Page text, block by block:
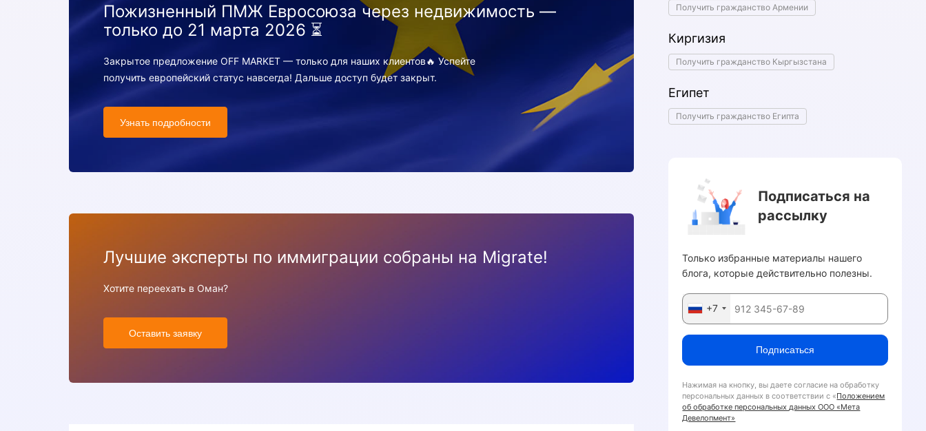
Пожизненный ПМЖ Евросоюза через недвижимость —
только до 21 марта 2026 ⏳
Закрытое предложение OFF MARKET — только для наших клиентов🔥 Успейте
получить европейский статус навсегда! Дальше доступ будет закрыт.
Узнать подробности
Лучшие эксперты по иммиграции собраны на Migrate!
Хотите переехать в Оман?
Оставить заявку
Получить гражданство Армении
Киргизия
Получить гражданство Кыргызстана
Египет
Получить гражданство Египта
Подписаться на
рассылку
Только избранные материалы нашего
блога, которые действительно полезны.
+7
Подписаться
Нажимая на кнопку, вы даете согласие на обработку
персональных данных в соответствии с «Положением
об обработке персональных данных ООО «Мета
Девелопмент»